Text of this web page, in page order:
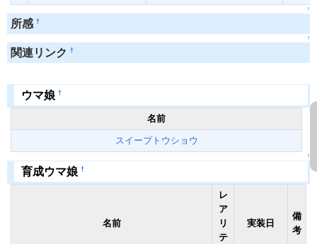
↑
所感 †
↑
関連リンク †
ウマ娘 †
名前
スイープトウショウ
↑
育成ウマ娘 †
名前
レ
ア
リ
テ
実装日
備
考